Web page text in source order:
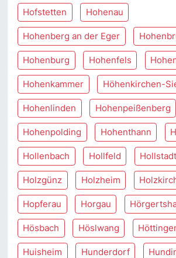
Hofstetten Hohenau
Hohenberg an der Eger
Hohenburg Hohenfels
Hohenkammer Höhenkirchen-
Hohenlinden Hohenpeißenberg
Hohenpolding Hohenthann
Hollenbach Hollfeld Hollstadt
Holzgünz Holzheim
Hopferau Horgau
Hösbach Höslwang
Huisheim Hunderdorf